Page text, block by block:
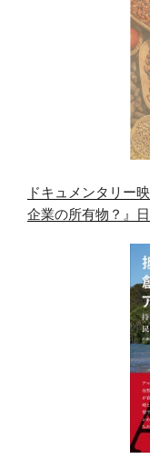
ドキュメンタリー
企業の所有物？』